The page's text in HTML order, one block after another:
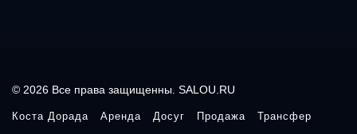
© 2026 Все права защищенны. SALOU.RU
Коста Дорада Аренда Досуг Продажа
Трансфер